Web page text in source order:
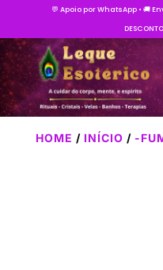
💬 Apoio por WhatsApp • 🚚
HOME / INÍCIO / -